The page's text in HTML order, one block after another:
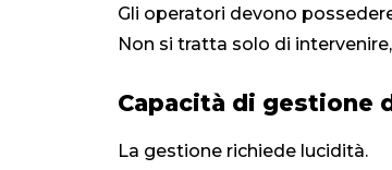
Gli operatori devono
Non si tratta solo di
Capacità di gestione
La gestione richiede lucidità.